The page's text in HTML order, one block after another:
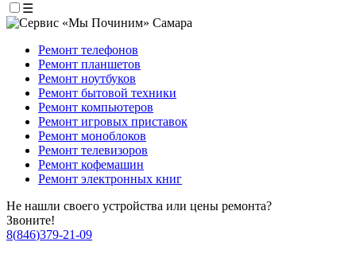
☰
Ремонт телефонов
Ремонт планшетов
Ремонт ноутбуков
Ремонт бытовой техники
Ремонт компьютеров
Ремонт игровых приставок
Ремонт моноблоков
Ремонт телевизоров
Ремонт кофемашин
Ремонт электронных книг
Не нашли своего устройства или цены ремонта?
Звоните!
8(846)379-21-09